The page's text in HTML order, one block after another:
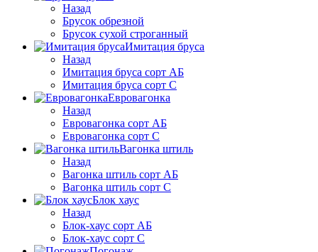
Назад
Брусок обрезной
Брусок сухой строганный
Имитация бруса
Назад
Имитация бруса сорт АБ
Имитация бруса сорт С
Евровагонка
Назад
Евровагонка сорт АБ
Евровагонка сорт С
Вагонка штиль
Назад
Вагонка штиль сорт АБ
Вагонка штиль сорт С
Блок хаус
Назад
Блок-хаус сорт АБ
Блок-хаус сорт С